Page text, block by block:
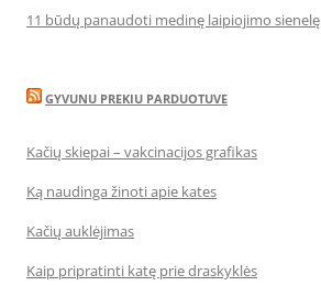
11 būdų panaudoti medinę laipiojimo sienelę
GYVUNU PREKIU PARDUOTUVE
Kačių skiepai – vakcinacijos grafikas
Ką naudinga žinoti apie kates
Kačių auklėjimas
Kaip pripratinti katę prie draskyklės